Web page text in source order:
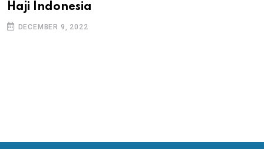
Haji Indonesia
DECEMBER 9, 2022